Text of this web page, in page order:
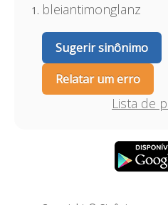
bleiantimonglanz
Sugerir sinônimo
Relatar um erro
Lista de